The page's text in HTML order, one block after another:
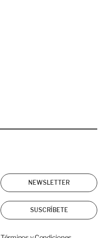
NEWSLETTER
SUSCRÍBETE